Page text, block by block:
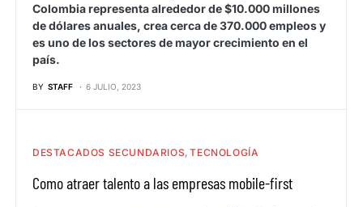
Colombia representa alrededor de $10.000 millones
de dólares anuales, crea cerca de 370.000 empleos y
es uno de los sectores de mayor crecimiento en el
país.
BY STAFF 6 JULIO, 2023
DESTACADOS SECUNDARIOS TECNOLOGÍA
Como atraer talento a las empresas mobile-first